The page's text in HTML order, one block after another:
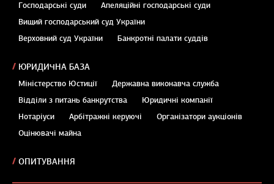
Господарські суди
Апеляційні господарські суди
Вищий господарський суд України
Верховний суд України
Банкротні палати суддів
ЮРИДИЧНА БАЗА
Міністерство Юстиції
Державна виконавча служба
Відділи з питань банкрутства
Юридичні компанії
Нотаріуси
Арбітражні керуючі
Організатори аукціонів
Оцінювачі майна
ОПИТУВАННЯ